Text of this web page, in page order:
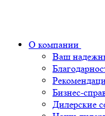
О компании
Ваш
Бизнес-
Дилерские